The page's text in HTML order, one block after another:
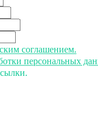
соглашением.
персональных